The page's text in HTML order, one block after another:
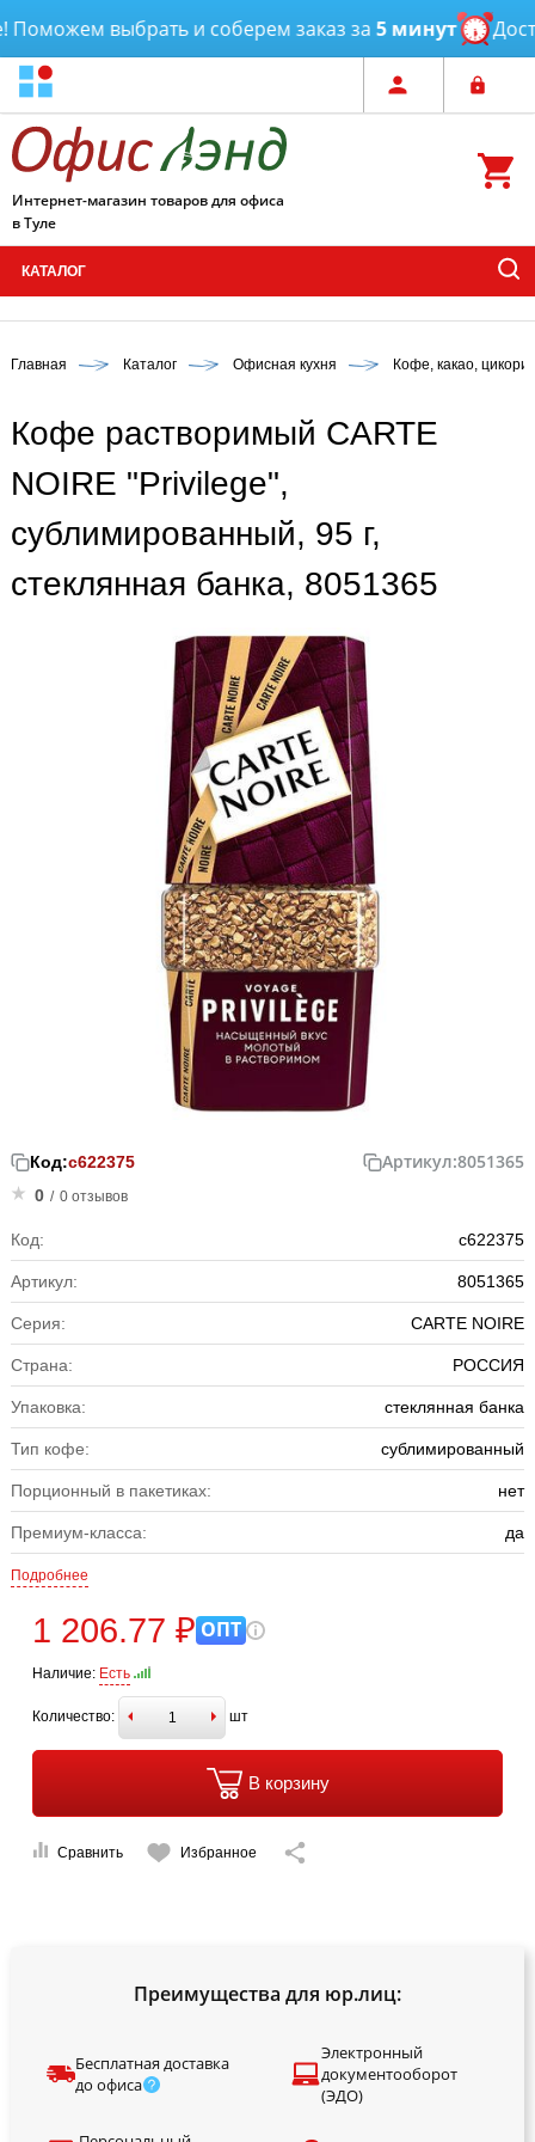
выбрать и соберем заказ за 5 минут
Интернет-магазин товаров для офиса
в Туле
КАТАЛОГ
Главная Каталог Офисная кухня Кофе, какао,
Кофе растворимый CARTE
NOIRE "Privilege",
сублимированный, 95 г,
стеклянная банка, 8051365
Код:с622375 Артикул:8051365
0 / 0 отзывов
Код: с622375
Артикул: 8051365
Серия: CARTE NOIRE
Страна: РОССИЯ
Упаковка: стеклянная банка
Тип кофе: сублимированный
Порционный в пакетиках: нет
Премиум-класса: да
Подробнее
1 206.77 ₽ ОПТ
Наличие: Есть
Количество: шт
В корзину
Сравнить Избранное
Преимущества для юр.лиц:
Бесплатная доставка
до офиса
Электронный
документооборот
(ЭДО)